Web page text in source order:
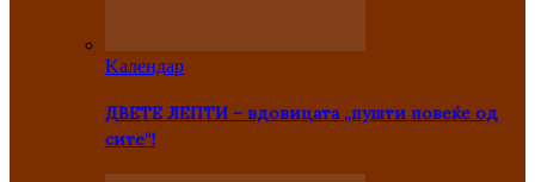
Kалендар
ДВЕТЕ ЛЕПТИ – вдовицата „пушти повеќе од
сите“!